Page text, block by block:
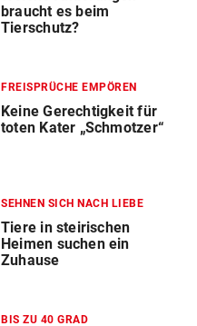
braucht es beim
Tierschutz?
FREISPRÜCHE EMPÖREN
Keine Gerechtigkeit für
toten Kater „Schmotzer“
SEHNEN SICH NACH LIEBE
Tiere in steirischen
Heimen suchen ein
Zuhause
BIS ZU 40 GRAD